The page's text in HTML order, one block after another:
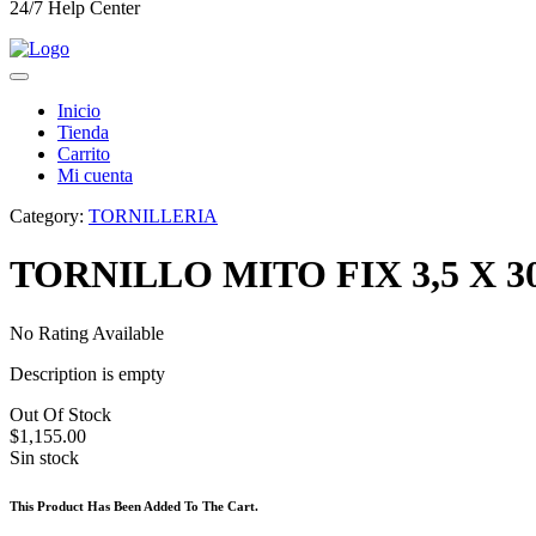
24/7 Help Center
Inicio
Tienda
Carrito
Mi cuenta
Category: TORNILLERIA
TORNILLO MITO FIX 3,5 X
No Rating Available
Description is empty
Out Of Stock
$1,155.00
Sin stock
This Product Has Been Added To The Cart.